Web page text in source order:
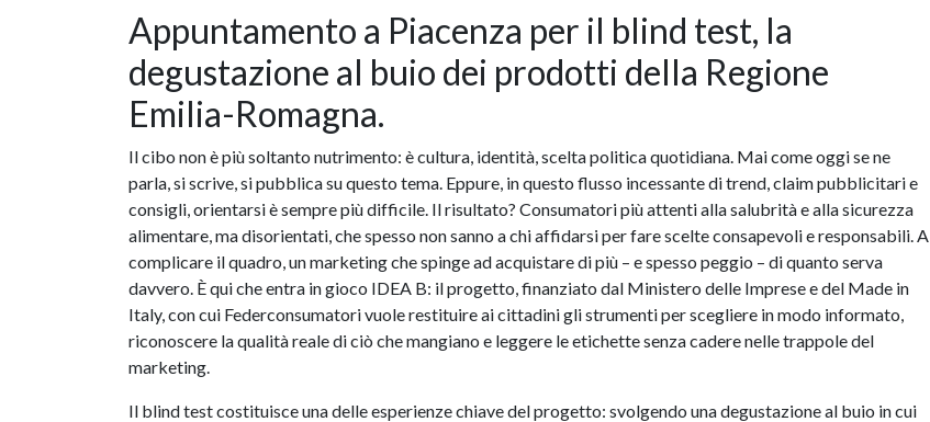
Appuntamento a Piacenza per il blind test, la
degustazione al buio dei prodotti della Regione
Emilia-Romagna.
Il cibo non è più soltanto nutrimento: è cultura, identità, scelta politica quotidiana. Mai come oggi se ne
parla, si scrive, si pubblica su questo tema. Eppure, in questo flusso incessante di trend, claim pubblicitari e
consigli, orientarsi è sempre più difficile. Il risultato? Consumatori più attenti alla salubrità e alla sicurezza
alimentare, ma disorientati, che spesso non sanno a chi affidarsi per fare scelte consapevoli e responsabili. A
complicare il quadro, un marketing che spinge ad acquistare di più – e spesso peggio – di quanto serva
davvero. È qui che entra in gioco IDEA B: il progetto, finanziato dal Ministero delle Imprese e del Made in
Italy, con cui Federconsumatori vuole restituire ai cittadini gli strumenti per scegliere in modo informato,
riconoscere la qualità reale di ciò che mangiano e leggere le etichette senza cadere nelle trappole del
marketing.
Il blind test costituisce una delle esperienze chiave del progetto: svolgendo una degustazione al buio in cui